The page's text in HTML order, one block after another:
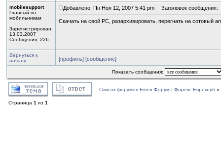
mobilesupport
Главный по
мобильникам
Зарегистрирован:
13.03.2007
Сообщения: 226
Добавлено: Пн Ноя 12, 2007 5:41 pm Заголовок сообщения:
Скачать на свой PC, разархивировать, перегнать на сотовый
Вернуться к
началу
[профиль] [сообщение]
Показать сообщения:
Список форумов Forex Форум | Форекс Евроклуб »
Страница 1 из 1